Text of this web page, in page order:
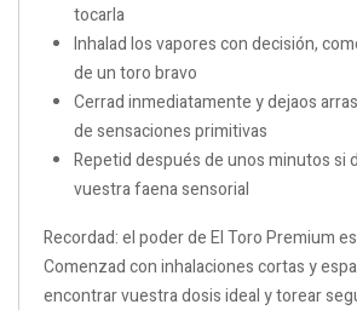
tocarla
Inhalad los vapores con decisión,
de un toro bravo
Cerrad inmediatamente y dejaos
de sensaciones primitivas
Repetid después de unos minutos si
vuestra faena sensorial
Recordad: el poder de El Toro Premium
Comenzad con inhalaciones cortas y
encontrar vuestra dosis ideal y torear